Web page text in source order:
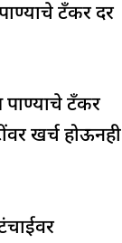
टँकर दर
पाण्याचे टँकर
खर्च होऊनही